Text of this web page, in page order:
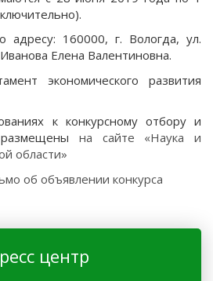
адресу: 160000, г. Вологда, ул.
Елена Валентиновна.
экономического развития
к конкурсному отбору и
на сайте «Наука и
области»
об объявлении конкурса
центр